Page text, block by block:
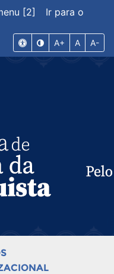
[2]
Ir para o
A+ A A-